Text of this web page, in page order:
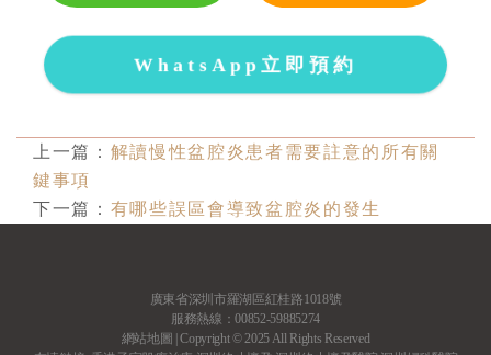
WhatsApp立即預約
上一篇： 解讀慢性盆腔炎患者需要註意的所有關
鍵事項
下一篇： 有哪些誤區會導致盆腔炎的發生
廣東省深圳市羅湖區紅桂路1018號
服務熱線：00852-59885274
網站地圖 | Copyright © 2025 All Rights Reserved